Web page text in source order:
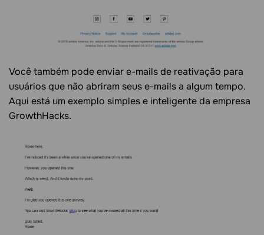
Você também pode enviar e-mails de reativação para
usuários que não abriram seus e-mails a algum tempo.
Aqui está um exemplo simples e inteligente da empresa
GrowthHacks.